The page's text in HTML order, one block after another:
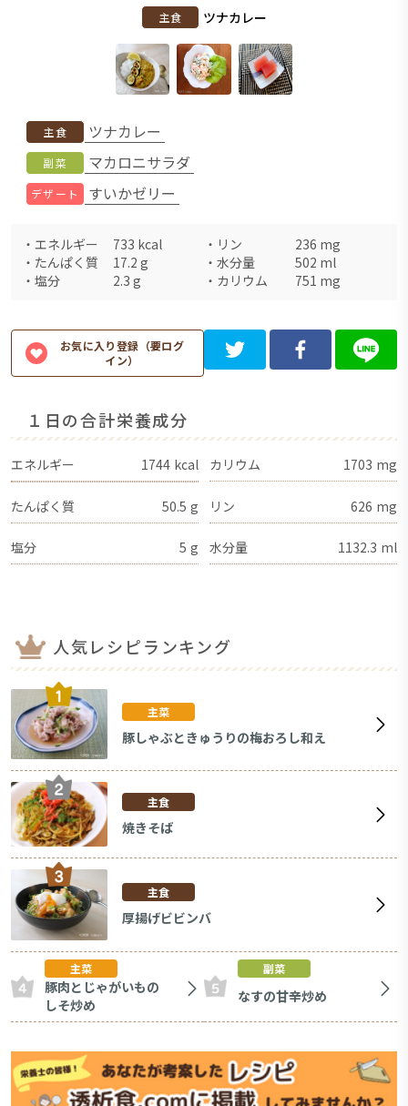
主食 ツナカレー
主食 ツナカレー
副菜 マカロニサラダ
デザート すいかゼリー
・ エネルギー 733 kcal ・ リン 236 mg
・ たんぱく質 17.2 g ・ 水分量 502 ml
・ 塩分 2.3 g ・ カリウム 751 mg
お気に入り登録（要ログ
イン）
１日の合計栄養成分
エネルギー 1744 kcal カリウム 1703 mg
たんぱく質 50.5 g リン 626 mg
塩分 5 g 水分量 1132.3 ml
人気レシピランキング
主菜
豚しゃぶときゅうりの梅おろし和え
主食
焼きそば
主食
厚揚げビビンバ
主菜
豚肉とじゃがいもの
しそ炒め
副菜
なすの甘辛炒め